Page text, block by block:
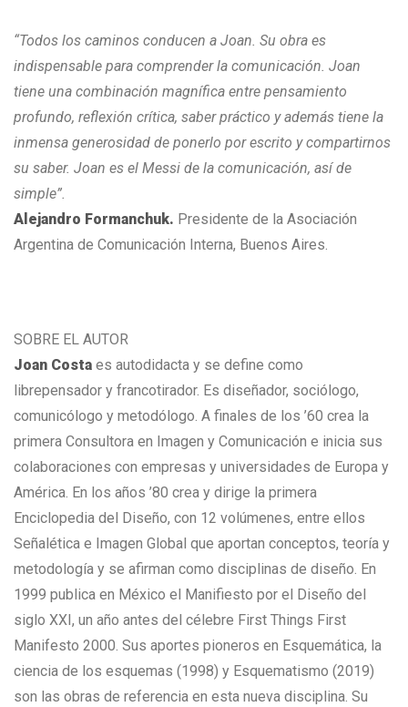
“Todos los caminos conducen a Joan. Su obra es
indispensable para comprender la comunicación. Joan
tiene una combinación magnífica entre pensamiento
profundo, reflexión crítica, saber práctico y además tiene la
inmensa generosidad de ponerlo por escrito y compartirnos
su saber. Joan es el Messi de la comunicación, así de
simple”.
Alejandro Formanchuk. Presidente de la Asociación
Argentina de Comunicación Interna, Buenos Aires.
SOBRE EL AUTOR
Joan Costa es autodidacta y se define como
librepensador y francotirador. Es diseñador, sociólogo,
comunicólogo y metodólogo. A finales de los ’60 crea la
primera Consultora en Imagen y Comunicación e inicia sus
colaboraciones con empresas y universidades de Europa y
América. En los años ’80 crea y dirige la primera
Enciclopedia del Diseño, con 12 volúmenes, entre ellos
Señalética e Imagen Global que aportan conceptos, teoría y
metodología y se afirman como disciplinas de diseño. En
1999 publica en México el Manifiesto por el Diseño del
siglo XXI, un año antes del célebre First Things First
Manifesto 2000. Sus aportes pioneros en Esquemática, la
ciencia de los esquemas (1998) y Esquematismo (2019)
son las obras de referencia en esta nueva disciplina. Su